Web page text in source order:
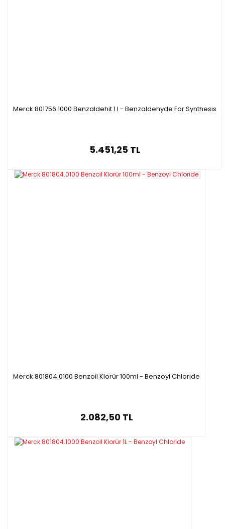
Merck 801756.1000 Benzaldehit 1 l - Benzaldehyde For Synthesis
5.451,25 TL
Merck 801804.0100 Benzoil Klorür 100ml - Benzoyl Chloride
2.082,50 TL